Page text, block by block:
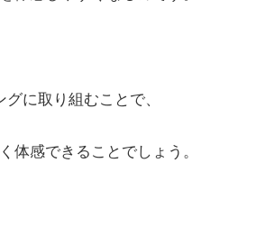
グに取り組むことで、
体感できることでしょう。